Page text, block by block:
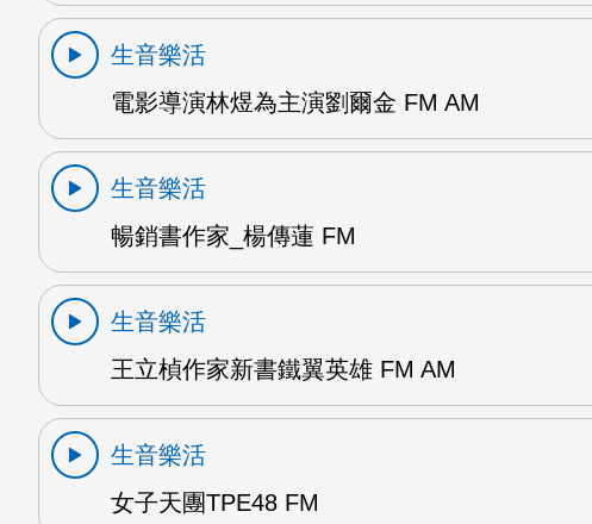
生音樂活
電影導演林煜為主演劉爾金 FM AM
生音樂活
暢銷書作家_楊傳蓮 FM
生音樂活
王立楨作家新書鐵翼英雄 FM AM
生音樂活
女子天團TPE48 FM